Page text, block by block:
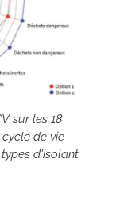
sur les 18
de vie
d'isolant